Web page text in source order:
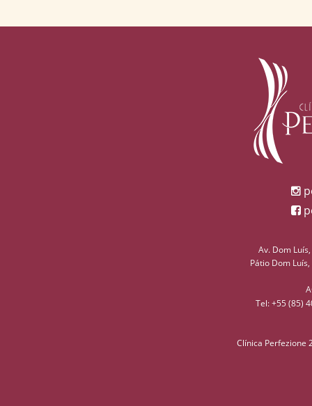
Av. Dom
Pátio Dom
Tel: +55 (85)
Clínica Perfezione